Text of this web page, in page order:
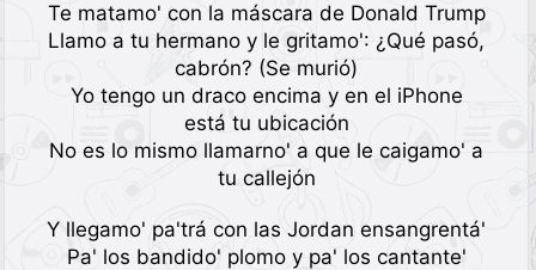
Te matamo' con la máscara de Donald Trump
Llamo a tu hermano y le gritamo': ¿Qué pasó,
cabrón? (Se murió)
Yo tengo un draco encima y en el iPhone
está tu ubicación
No es lo mismo llamarno' a que le caigamo' a
tu callejón
Y llegamo' pa'trá con las Jordan ensangrentá'
Pa' los bandido' plomo y pa' los cantante'